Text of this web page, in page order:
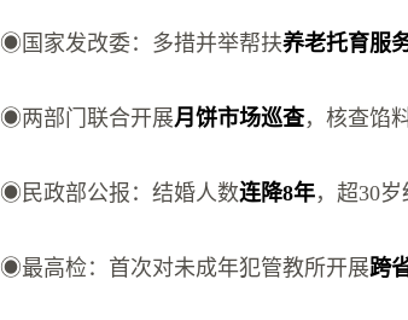
◉国家发改委：多措并举帮扶养老托育服
◉两部门联合开展月饼市场巡查，核查馅
◉民政部公报：结婚人数连降8年，超30
◉最高检：首次对未成年犯管教所开展跨